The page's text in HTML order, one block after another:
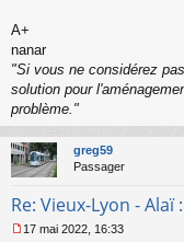
A+
nanar
"Si vous ne considérez
solution pour
problème."
greg59
Passager
Re: Vieux-Lyon -
17 mai 2022, 16:33